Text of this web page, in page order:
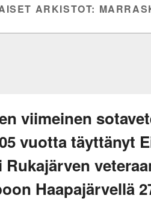
ARKISTOT:
viimeinen
vuotta täyttänyt
Rukajärven
Haapajärvellä